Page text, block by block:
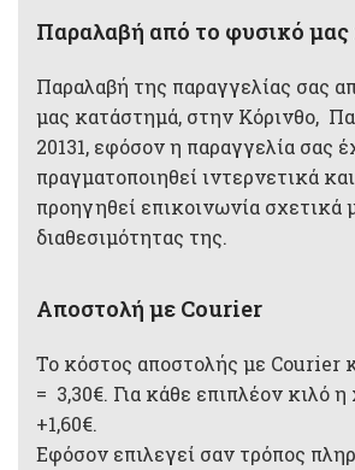
Παραλαβή από το φυσικό
Παραλαβή της παραγγελίας σας
μας κατάστημά, στην Κόρινθο,
20131, εφόσον η παραγγελία σας
πραγματοποιηθεί ιντερνετικά
προηγηθεί επικοινωνία σχετικά
διαθεσιμότητας της.
Αποστολή με Courier
Το κόστος αποστολής με Courier
= 3,30€. Για κάθε επιπλέον κιλό
+1,60€.
Εφόσον επιλεγεί σαν τρόπος